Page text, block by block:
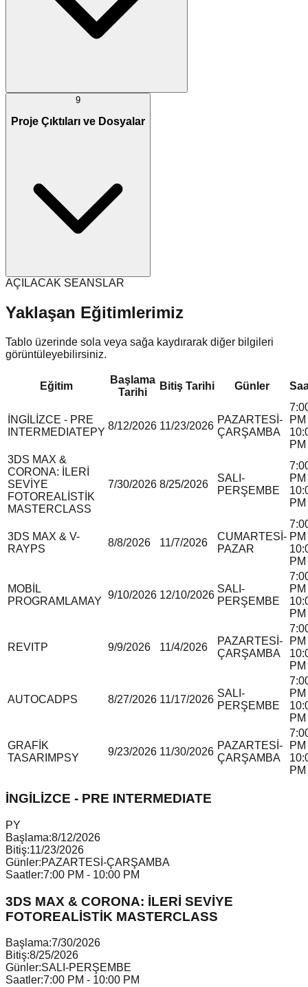
9
Proje Çıktıları ve Dosyalar
AÇILACAK SEANSLAR
Yaklaşan Eğitimlerimiz
Tablo üzerinde sola veya sağa kaydırarak diğer bilgileri
görüntüleyebilirsiniz.
Eğitim
Başlama
Tarihi
Bitiş Tarihi Günler
İNGİLİZCE - PRE
INTERMEDIATEPY
8/12/2026 11/23/2026
PAZARTESİ-
ÇARŞAMBA
PM
PM
3DS MAX &
CORONA: İLERİ
SEVİYE
FOTOREALİSTİK
MASTERCLASS
7/30/2026 8/25/2026
SALI-
PERŞEMBE
PM
PM
3DS MAX & V-
RAYPS
8/8/2026 11/7/2026
CUMARTESİ-
PAZAR
PM
PM
MOBİL
PROGRAMLAMAY
9/10/2026 12/10/2026
SALI-
PERŞEMBE
PM
PM
REVITP 9/9/2026 11/4/2026
PAZARTESİ-
ÇARŞAMBA
PM
PM
AUTOCADPS 8/27/2026 11/17/2026
SALI-
PERŞEMBE
PM
PM
GRAFİK
TASARIM PSY
9/23/2026 11/30/2026
PAZARTESİ-
ÇARŞAMBA
PM
PM
İNGİLİZCE - PRE INTERMEDIATE
PY
Başlama:8/12/2026
Bitiş:11/23/2026
Günler:PAZARTESİ-ÇARŞAMBA
Saatler:7:00 PM - 10:00 PM
3DS MAX & CORONA: İLERİ SEVİYE
FOTOREALİSTİK MASTERCLASS
Başlama:7/30/2026
Bitiş:8/25/2026
Günler:SALI-PERŞEMBE
Saatler:7:00 PM - 10:00 PM